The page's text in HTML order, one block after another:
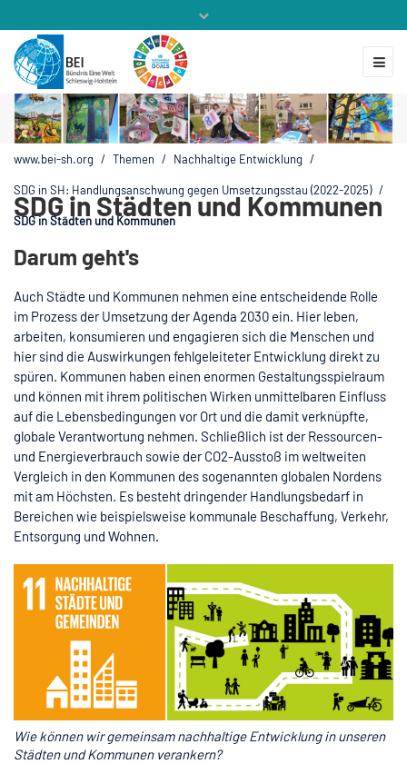
Mitglieder Veranstaltungen
www.bei-sh.org / Themen / Nachhaltige Entwicklung /
SDG in SH: Handlungsanschwung gegen Umsetzungsstau (2022-2025) /
SDG in Städten und Kommunen
SDG in Städten und Kommunen
Darum geht's
Auch Städte und Kommunen nehmen eine entscheidende Rolle
im Prozess der Umsetzung der Agenda 2030 ein. Hier leben,
arbeiten, konsumieren und engagieren sich die Menschen und
hier sind die Auswirkungen fehlgeleiteter Entwicklung direkt zu
spüren. Kommunen haben einen enormen Gestaltungsspielraum
und können mit ihrem politischen Wirken unmittelbaren Einfluss
auf die Lebensbedingungen vor Ort und die damit verknüpfte,
globale Verantwortung nehmen. Schließlich ist der Ressourcen-
und Energieverbrauch sowie der CO2-Ausstoß im weltweiten
Vergleich in den Kommunen des sogenannten globalen Nordens
mit am Höchsten. Es besteht dringender Handlungsbedarf in
Bereichen wie beispielsweise kommunale Beschaffung, Verkehr,
Entsorgung und Wohnen.
Wie können wir gemeinsam nachhaltige Entwicklung in unseren
Städten und Kommunen verankern?